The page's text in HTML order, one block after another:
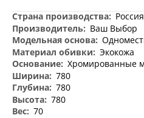
Дополнительная
информация
Россия
Ваш Выбор
Экокожа
Хромированные
780
780
780
70